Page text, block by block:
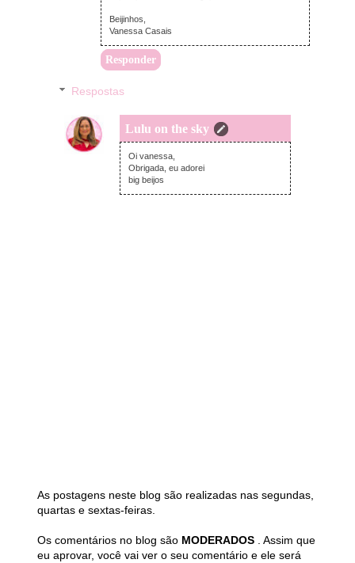
Beijinhos,
Vanessa Casais
Responder
Respostas
Lulu on the sky
quarta-feira, janeiro 22, 2020
Oi vanessa,
Obrigada, eu adorei
big beijos
As postagens neste blog são realizadas nas segundas,
quartas e sextas-feiras.
Os comentários no blog são MODERADOS . Assim que
eu aprovar, você vai ver o seu comentário e ele será